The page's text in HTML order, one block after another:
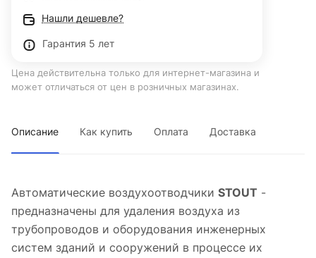
Нашли дешевле?
Гарантия 5 лет
Цена действительна только для интернет-магазина и
может отличаться от цен в розничных магазинах.
Описание Как купить Оплата Доставка
Автоматические воздухоотводчики STOUT -
предназначены для удаления воздуха из
трубопроводов и оборудования инженерных
систем зданий и сооружений в процессе их